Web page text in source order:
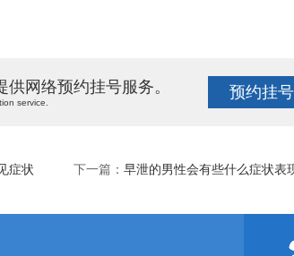
网络预约挂号服务。
service.
预约挂号
症状 下一篇： 早泄的男性会有些什么症状表